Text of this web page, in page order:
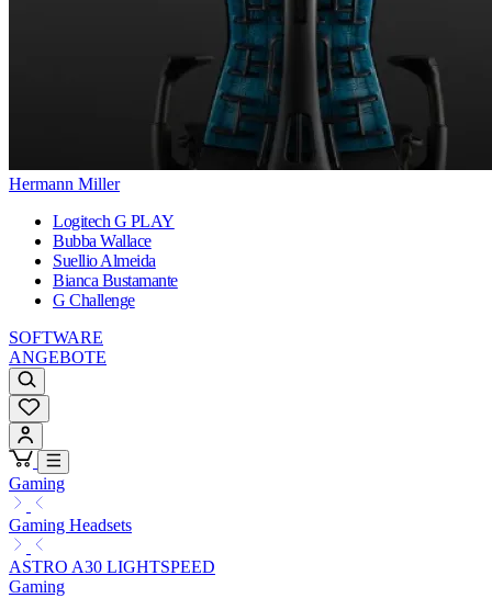
Hermann Miller
Logitech G PLAY
Bubba Wallace
Suellio Almeida
Bianca Bustamante
G Challenge
SOFTWARE
ANGEBOTE
Gaming
Gaming Headsets
ASTRO A30 LIGHTSPEED
Gaming